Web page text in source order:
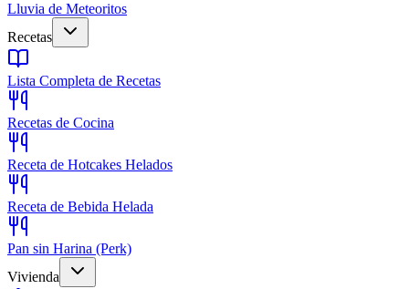
Lluvia de Meteoritos
Recetas
Lista Completa de Recetas
Recetas de Cocina
Receta de Hotcakes Helados
Receta de Bebida Helada
Pan sin Harina (Perk)
Vivienda